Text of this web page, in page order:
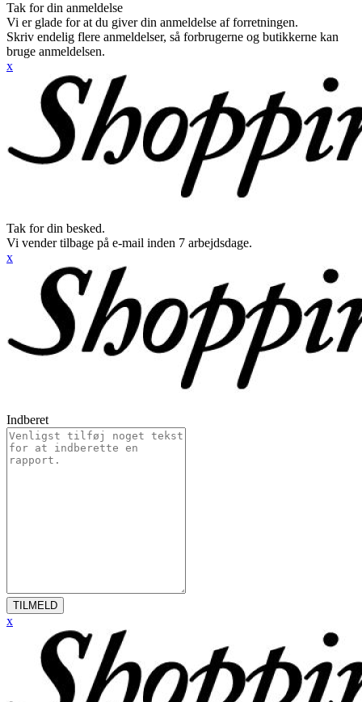
Tak for din anmeldelse
Vi er glade for at du giver din anmeldelse af forretningen.
Skriv endelig flere anmeldelser, så forbrugerne og butikkerne kan
bruge anmeldelsen.
x
Tak for din besked.
Vi vender tilbage på e-mail inden 7 arbejdsdage.
x
Indberet
TILMELD
x